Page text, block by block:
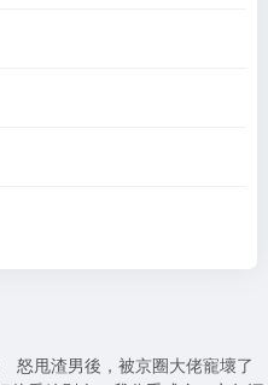
怒甩渣男後，被京圈大佬寵壞了